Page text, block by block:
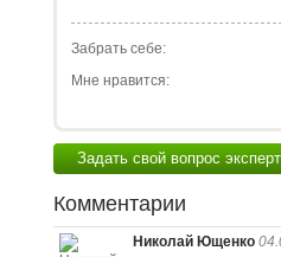
Забрать себе:
Мне нравится:
Задать свой вопрос
Комментарии
Николай Ющенко